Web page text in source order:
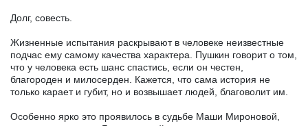
Долг, совесть.
Жизненные испытания раскрывают в человеке неизвестные
подчас ему самому качества характера. Пушкин говорит о том,
что у человека есть шанс спастись, если он честен,
благороден и милосерден. Кажется, что сама история не
только карает и губит, но и возвышает людей, благоволит им.
Особенно ярко это проявилось в судьбе Маши Мироновой,